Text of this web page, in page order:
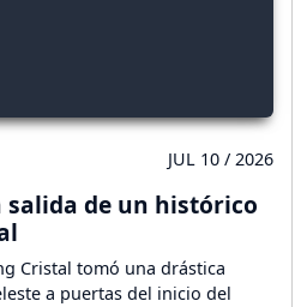
JUL 10 / 2026
salida de un histórico
Cristal tomó una drástica
a puertas del inicio del